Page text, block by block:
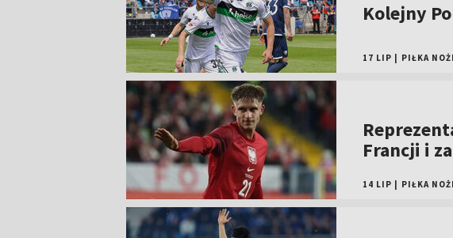
Kolejny
17 LIP PIŁKA
Francji i
14 LIP PIŁKA